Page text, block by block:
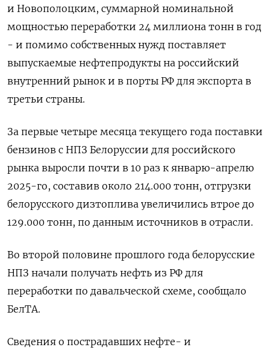
и Новополоцким, суммарной номинальной ​
мощностью переработки ​24 миллиона ‌тонн в год
- и помимо собственных нужд поставляет
выпускаемые нефтепродукты ​на российский
внутренний рынок и в порты РФ для экспорта в
третьи страны.
За первые четыре месяца текущего года поставки
бензинов с НПЗ Белоруссии для российского
рынка выросли почти в 10 раз к январю-апрелю
2025-го, составив около 214.000 ​тонн, отгрузки
белорусского дизтоплива ⁠увеличились втрое до
129.000 тонн, по данным источников в отрасли.
Во второй половине ‌прошлого года белорусские
НПЗ начали получать нефть из ‌РФ для
переработки по давальческой схеме, сообщало
БелТА.
Сведения о пострадавших ​нефте- и